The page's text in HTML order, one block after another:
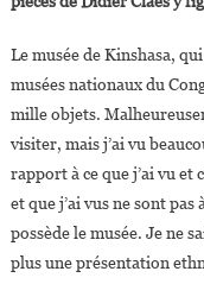
Le musée de Kinshasa,
musées nationaux du
mille objets.
visiter, mais j’ai vu
rapport à ce que j’ai vu et
et que j’ai vus ne sont pas
possède le musée. Je ne
plus une présentation